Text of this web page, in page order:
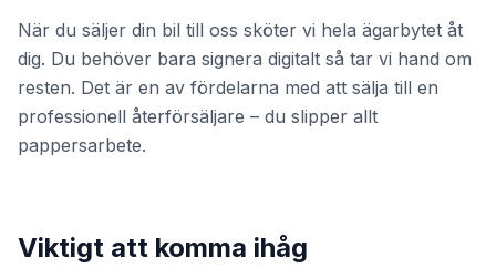
När du säljer din bil till oss sköter vi hela ägarbytet åt
dig. Du behöver bara signera digitalt så tar vi hand om
resten. Det är en av fördelarna med att sälja till en
professionell återförsäljare – du slipper allt
pappersarbete.
Viktigt att komma ihåg